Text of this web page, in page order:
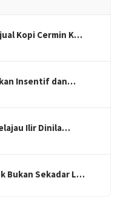
Kopi Cermin K…
Insentif dan…
Ilir Dinila…
Bukan Sekadar L…